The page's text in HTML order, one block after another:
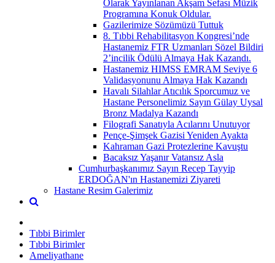
Olarak Yayınlanan Akşam Sefası Müzik
Programına Konuk Oldular.
Gazilerimize Sözümüzü Tuttuk
8. Tıbbi Rehabilitasyon Kongresi’nde
Hastanemiz FTR Uzmanları Sözel Bildiri
2’incilik Ödülü Almaya Hak Kazandı.
Hastanemiz HIMSS EMRAM Seviye 6
Validasyonunu Almaya Hak Kazandı
Havalı Silahlar Atıcılık Sporcumuz ve
Hastane Personelimiz Sayın Gülay Uysal
Bronz Madalya Kazandı
Filografi Sanatıyla Acılarını Unutuyor
Pençe-Şimşek Gazisi Yeniden Ayakta
Kahraman Gazi Protezlerine Kavuştu
Bacaksız Yaşanır Vatansız Asla
Cumhurbaşkanımız Sayın Recep Tayyip
ERDOĞAN'ın Hastanemizi Ziyareti
Hastane Resim Galerimiz
Tıbbi Birimler
Tıbbi Birimler
Ameliyathane